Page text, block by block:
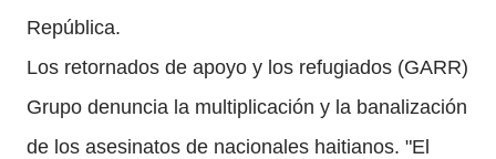
República.
Los retornados de apoyo y los refugiados (GARR)
Grupo denuncia la multiplicación y la banalización
de los asesinatos de nacionales haitianos. "El